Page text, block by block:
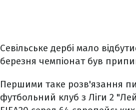
Севільське дербі мало
березня чемпіонат був
Першими таке розв'язання
футбольний клуб з Ліги 2